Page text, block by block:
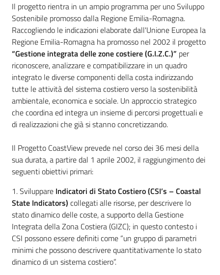
Il progetto rientra in un ampio programma per uno Sviluppo
Sostenibile promosso dalla Regione Emilia-Romagna.
Raccogliendo le indicazioni elaborate dall'Unione Europea la
Regione Emilia-Romagna ha promosso nel 2002 il progetto
“Gestione integrata delle zone costiere (G.I.Z.C.)” per
riconoscere, analizzare e compatibilizzare in un quadro
integrato le diverse componenti della costa indirizzando
tutte le attività del sistema costiero verso la sostenibilità
ambientale, economica e sociale. Un approccio strategico
che coordina ed integra un insieme di percorsi progettuali e
di realizzazioni che già si stanno concretizzando.
Il Progetto CoastView prevede nel corso dei 36 mesi della
sua durata, a partire dal 1 aprile 2002, il raggiungimento dei
seguenti obiettivi primari:
1. Sviluppare Indicatori di Stato Costiero (CSI’s – Coastal
State Indicators) collegati alle risorse, per descrivere lo
stato dinamico delle coste, a supporto della Gestione
Integrata della Zona Costiera (GIZC); in questo contesto i
CSI possono essere definiti come “un gruppo di parametri
minimi che possono descrivere quantitativamente lo stato
dinamico di un sistema costiero”.